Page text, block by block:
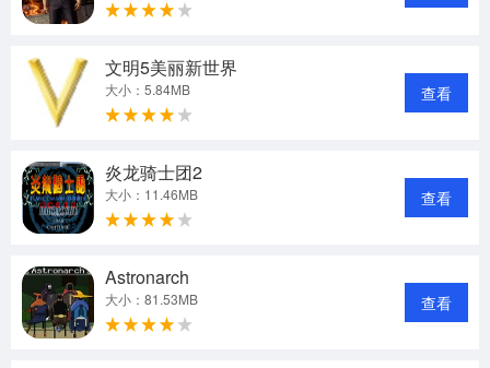
文明5美丽新世界
大小：5.84MB 查看
炎龙骑士团2
大小：11.46MB 查看
Astronarch
大小：81.53MB 查看